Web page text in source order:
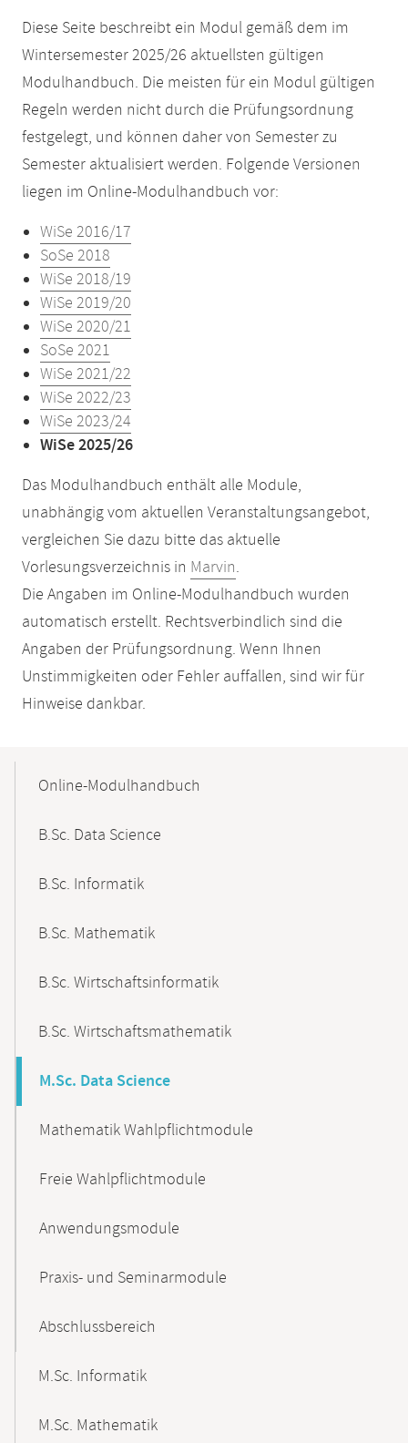
Diese Seite beschreibt ein Modul gemäß dem im
Wintersemester 2025/26 aktuellsten gültigen
Modulhandbuch. Die meisten für ein Modul gültigen
Regeln werden nicht durch die Prüfungsordnung
festgelegt, und können daher von Semester zu
Semester aktualisiert werden. Folgende Versionen
liegen im Online-Modulhandbuch vor:
WiSe 2016/17
SoSe 2018
WiSe 2018/19
WiSe 2019/20
WiSe 2020/21
SoSe 2021
WiSe 2021/22
WiSe 2022/23
WiSe 2023/24
WiSe 2025/26
Das Modulhandbuch enthält alle Module,
unabhängig vom aktuellen Veranstaltungsangebot,
vergleichen Sie dazu bitte das aktuelle
Vorlesungsverzeichnis in Marvin.
Die Angaben im Online-Modulhandbuch wurden
automatisch erstellt. Rechtsverbindlich sind die
Angaben der Prüfungsordnung. Wenn Ihnen
Unstimmigkeiten oder Fehler auffallen, sind wir für
Hinweise dankbar.
NavigationOnline-Modulhandbuch
B.Sc. Data Science
B.Sc. Informatik
B.Sc. Mathematik
B.Sc. Wirtschaftsinformatik
B.Sc. Wirtschaftsmathematik
M.Sc. Data Science
Mathematik Wahlpflichtmodule
Freie Wahlpflichtmodule
Anwendungsmodule
Praxis- und Seminarmodule
Abschlussbereich
M.Sc. Informatik
M.Sc. Mathematik